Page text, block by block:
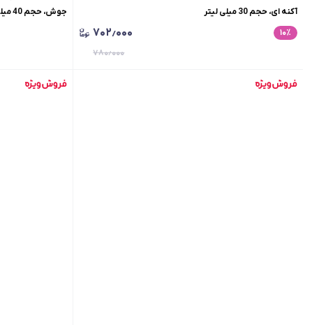
آکنه ای، حجم 30 میلی لیتر
۱۰٪ ۷۰۲٫۰۰۰
۷۸۰٫۰۰۰
جوش، حجم 40 میلی لیتر